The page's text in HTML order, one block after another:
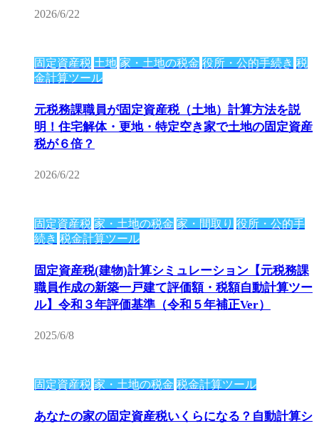
2026/6/22
固定資産税 土地 家・土地の税金 役所・公的手続き 税
金計算ツール
元税務課職員が固定資産税（土地）計算方法を説
明！住宅解体・更地・特定空き家で土地の固定資産
税が６倍？
2026/6/22
固定資産税 家・土地の税金 家・間取り 役所・公的手
続き 税金計算ツール
固定資産税(建物)計算シミュレーション【元税務課
職員作成の新築一戸建て評価額・税額自動計算ツー
ル】令和３年評価基準（令和５年補正Ver）
2025/6/8
固定資産税 家・土地の税金 税金計算ツール
あなたの家の固定資産税いくらになる？自動計算シ